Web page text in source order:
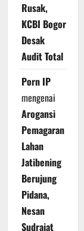
Rusak,
KCBI Bogor
Desak
Audit Total
Porn IP
mengenai
Arogansi
Pemagaran
Lahan
Jatibening
Berujung
Pidana,
Nesan
Sudrajat